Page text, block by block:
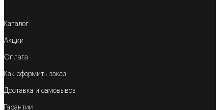
Каталог
Акции
Оплата
Как оформить заказ
Доставка и самовывоз
Гарантии